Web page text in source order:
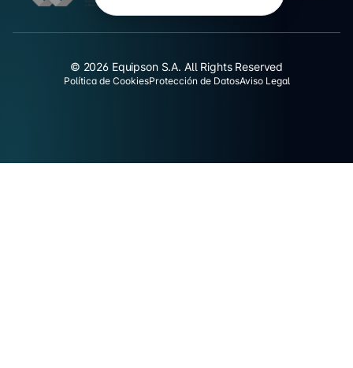
© 2026 Equipson S.A. All Rights Reserved
Política de CookiesProtección de DatosAviso Legal